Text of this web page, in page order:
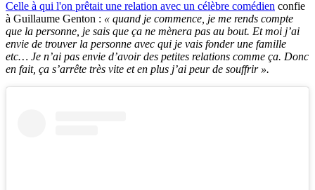
Celle à qui l'on prêtait une relation avec un célèbre comédien confie
à Guillaume Genton : « quand je commence, je me rends compte
que la personne, je sais que ça ne mènera pas au bout. Et moi j’ai
envie de trouver la personne avec qui je vais fonder une famille
etc… Je n’ai pas envie d’avoir des petites relations comme ça. Donc
en fait, ça s’arrête très vite et en plus j’ai peur de souffrir ».